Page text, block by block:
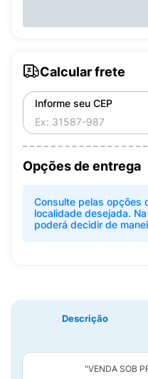
Calcular frete
Informe seu CEP
Opções de entrega
Consulte pelas opções
localidade desejada.
poderá decidir de
Descrição
"VENDA SOB